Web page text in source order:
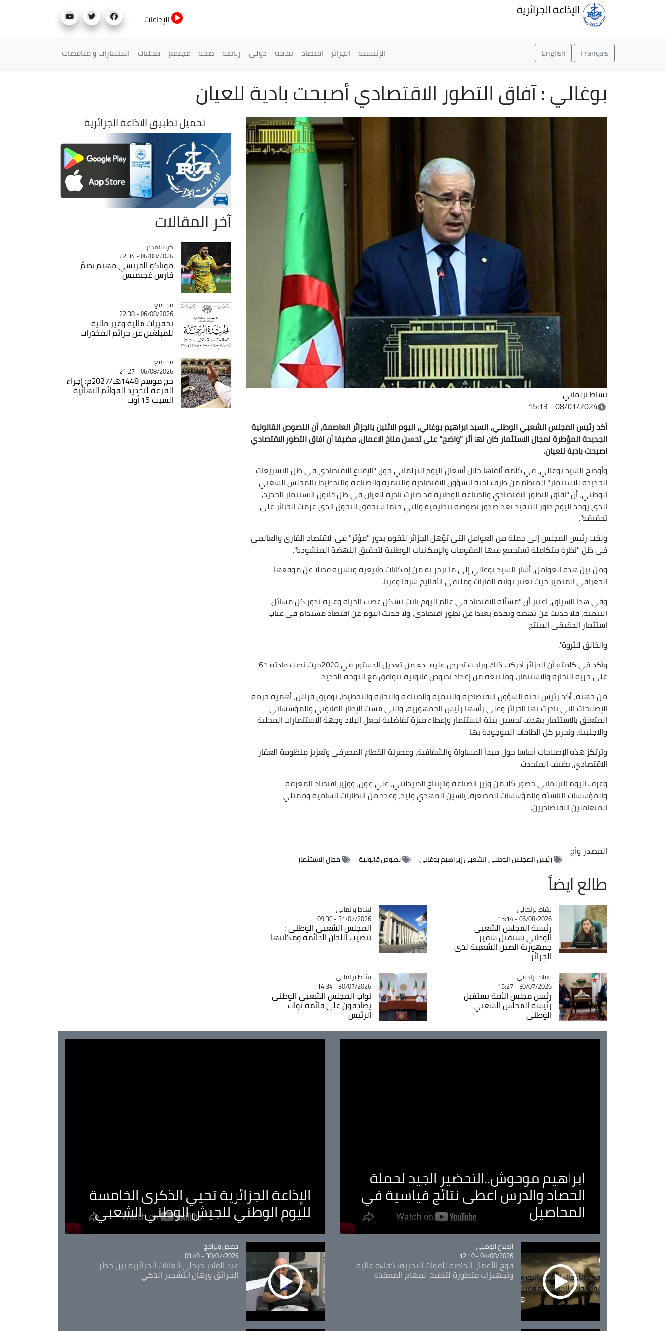
الإذاعة الجزائرية
الإذاعات
Français
English القائمة الرئيسية
الرئيسية الجزائر اقتصاد ثقافة دولي رياضة صحة مجتمع محليات استشارات و مناقصات
بوغالي : آفاق التطور الاقتصادي أصبحت بادية للعيان
نشاط برلماني
08/01/2024 - 15:13
أكد رئيس المجلس الشعبي الوطني، السيد ابراهيم بوغالي، اليوم الاثنين بالجزائر العاصمة، أن النصوص القانونية
الجديدة المؤطرة لمجال الاستثمار كان لها أثر "واضح" على تحسن مناخ الاعمال، مضيفا أن افاق التطور الاقتصادي
اصبحت بادية للعيان.
وأوضح السيد بوغالي، في كلمة ألقاها خلال أشغال اليوم البرلماني حول "الإقلاع الاقتصادي في ظل التشريعات
الجديدة للاستثمار" المنظم من طرف لجنة الشؤون الاقتصادية والتنمية والصناعة والتخطيط بالمجلس الشعبي
الوطني، أن "افاق التطور الاقتصادي والصناعة الوطنية قد صارت بادية للعيان في ظل قانون الاستثمار الجديد،
الذي يوجد اليوم طور التنفيذ بعد صدور نصوصه تنظيمية والتي حتما ستحقق التحول الذي عزمت الجزائر على
تحقيقه".
ولفت رئيس المجلس إلى جملة من العوامل التي تؤهل الجزائر لتقوم بدور "مؤثر" في الاقتصاد القاري والعالمي
في ظل "نظرة متكاملة تستجمع فيها المقومات والإمكانيات الوطنية لتحقيق النهضة المنشودة".
ومن بين هذه العوامل، أشار السيد بوغالي إلى ما تزخر به من إمكانات طبيعية وبشرية فضلا عن موقعها
الجغرافي المتميز حيث تعتبر بوابة القارات وملتقى الأقاليم شرقا وغربا.
وفي هذا السياق، اعتبر أن "مسألة الاقتصاد في عالم اليوم باتت تشكل عصب الحياة وعليه تدور كل مسائل
التنمية، فلا حديث عن نهضة وتقدم بعيدا عن تطور اقتصادي، ولا حديث اليوم عن اقتصاد مستدام في غياب
استثمار الحقيقي المنتج
والخالق للثروة".
وأكد في كلمته أن الجزائر أدركت ذلك وراحت تحرص عليه بدء من تعديل الدستور في 2020حيث نصت مادته 61
على حرية التجارة والاستثمار، وما تبعه من إعداد نصوص قانونية تتوافق مع التوجه الجديد.
من جهته، أكد رئيس لجنة الشؤون الاقتصادية والتنمية والصناعة والتجارة والتخطيط، توفيق قراش، أهمية حزمة
الإصلاحات التي بادرت بها الجزائر وعلى رأسها رئيس الجمهورية، والتي مست الإطار القانوني والمؤسساتي
المتعلق بالاستثمار بهدف تحسين بيئة الاستثمار وإعطاء ميزة تفاضلية تجعل البلاد وجهة الاستثمارات المحلية
والاجنبية، وتحرير كل الطاقات الموجودة بها.
وترتكز هذه الإصلاحات أساسا حول مبدأ المساواة والشفافية، وعصرنة القطاع المصرفي وتعزيز منظومة العقار
الاقتصادي، يضيف المتحدث.
وعرف اليوم البرلماني حضور كلا من وزير الصناعة والإنتاج الصيدلاني، علي عون، ووزير اقتصاد المعرفة
والمؤسسات الناشئة والمؤسسات المصغرة، ياسين المهدي وليد، وعدد من الاطارات السامية وممثلي
المتعاملين الاقتصاديين.
المصدر وأج
رئيس المجلس الوطني الشعبي إبراهيم بوغالي نصوص قانونية مجال الاستثمار
طالع ايضاً
Catégorie
نشاط برلماني
06/08/2026 - 15:14
رئيسة المجلس الشعبي
الوطني تستقبل سفير
جمهورية الصين الشعبية لدى
الجزائر
Catégorie
نشاط برلماني
31/07/2026 - 09:30
المجلس الشعبي الوطني :
تنصيب اللجان الدائمة ومكاتبها
Catégorie
نشاط برلماني
30/07/2026 - 15:27
رئيس مجلس الأمة يستقبل
رئيسة المجلس الشعبي
الوطني
Catégorie
نشاط برلماني
30/07/2026 - 14:34
نواب المجلس الشعبي الوطني
يصادقون على قائمة نواب
الرئيس
تحميل تطبيق الاذاعة الجزائرية
آخر المقالات
Catégorie
كرة القدم
06/08/2026 - 22:34
موناكو الفرنسي مهتم بضمّ
فارس غجيميس
Catégorie
مجتمع
06/08/2026 - 22:38
تحفيزات مالية وغير مالية
للمبلغين عن جرائم المخدرات
Catégorie
مجتمع
06/08/2026 - 21:27
حج موسم 1448هـ/2027م: إجراء
القرعة لتحديد القوائم النهائية
السبت 15 أوت
ابراهيم موحوش..التحضير الجيد لحملة
الحصاد والدرس اعطى نتائج قياسية في
المحاصيل
الإذاعة الجزائرية تحيي الذكرى الخامسة
لليوم الوطني للجيش الوطني الشعبي
Catégorie
الدفاع الوطني
04/08/2026 - 12:10
فوج الأعمال الخاصة للقوات البحرية: كفاءة عالية
وتجهيزات متطورة لتنفيذ المهام المعقدة
Catégorie
حصص وبرامج
30/07/2026 - 09:49
عبد القادر جيجلي:الغابات الجزائرية بين خطر
الحرائق ورهان التشجير الذكي